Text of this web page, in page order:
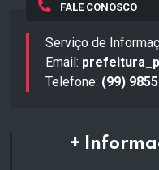
FALE CONOSCO
Serviço de
Email:
Telefone: (99)
+